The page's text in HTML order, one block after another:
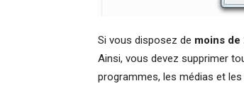
Si vous disposez de moins de
Ainsi, vous devez supprimer
programmes, les médias et les